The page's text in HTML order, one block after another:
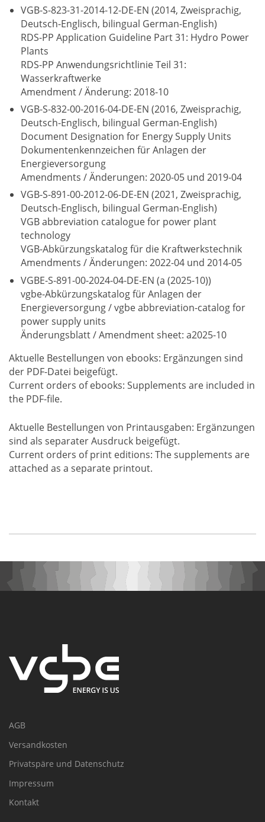
VGB-S-823-31-2014-12-DE-EN (2014, Zweisprachig,
Deutsch-Englisch, bilingual German-English)
RDS-PP Application Guideline Part 31: Hydro Power
Plants
RDS-PP Anwendungsrichtlinie Teil 31:
Wasserkraftwerke
Amendment / Änderung: 2018-10
VGB-S-832-00-2016-04-DE-EN (2016, Zweisprachig,
Deutsch-Englisch, bilingual German-English)
Document Designation for Energy Supply Units
Dokumentenkennzeichen für Anlagen der
Energieversorgung
Amendments / Änderungen: 2020-05 und 2019-04
VGB-S-891-00-2012-06-DE-EN (2021, Zweisprachig,
Deutsch-Englisch, bilingual German-English)
VGB abbreviation catalogue for power plant
technology
VGB-Abkürzungskatalog für die Kraftwerkstechnik
Amendments / Änderungen: 2022-04 und 2014-05
VGBE-S-891-00-2024-04-DE-EN (a (2025-10))
vgbe-Abkürzungskatalog für Anlagen der
Energieversorgung / vgbe abbreviation-catalog for
power supply units
Änderungsblatt / Amendment sheet: a2025-10
Aktuelle Bestellungen von ebooks: Ergänzungen sind
der PDF-Datei beigefügt.
Current orders of ebooks: Supplements are included in
the PDF-file.
Aktuelle Bestellungen von Printausgaben: Ergänzungen
sind als separater Ausdruck beigefügt.
Current orders of print editions: The supplements are
attached as a separate printout.
AGB
Versandkosten
Privatspäre und Datenschutz
Impressum
Kontakt